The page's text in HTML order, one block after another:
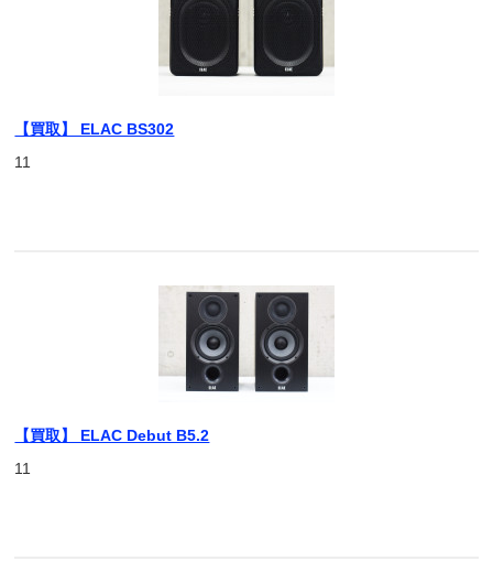
【買取】 ELAC BS302
11
【買取】 ELAC Debut B5.2
11